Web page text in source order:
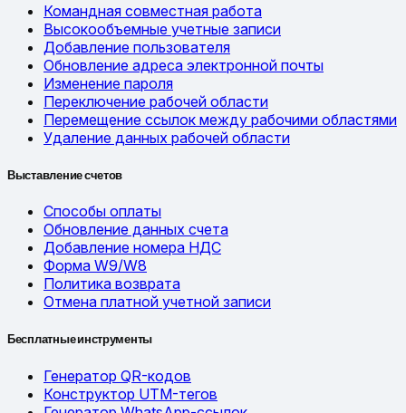
Командная совместная работа
Высокообъемные учетные записи
Добавление пользователя
Обновление адреса электронной почты
Изменение пароля
Переключение рабочей области
Перемещение ссылок между рабочими областями
Удаление данных рабочей области
Выставление счетов
Способы оплаты
Обновление данных счета
Добавление номера НДС
Форма W9/W8
Политика возврата
Отмена платной учетной записи
Бесплатные инструменты
Генератор QR-кодов
Конструктор UTM-тегов